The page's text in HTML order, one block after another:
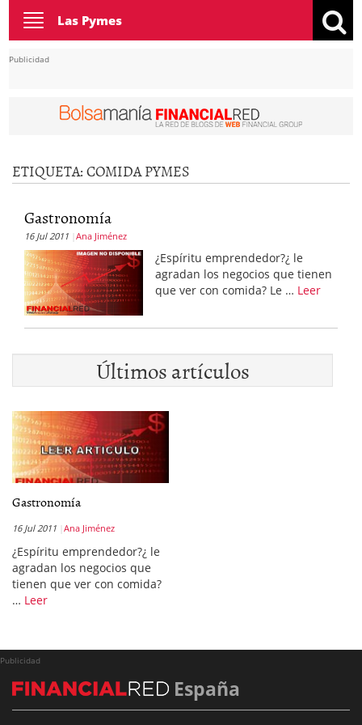
Toggle
navigation
Las Pymes
Publicidad
ETIQUETA:COMIDA PYMES
Gastronomía
16 Jul 2011 Ana Jiménez
¿Espíritu emprendedor?¿ le
agradan los negocios que tienen
que ver con comida? Le … Leer
Últimos artículos
Gastronomía
16 Jul 2011 Ana Jiménez
¿Espíritu emprendedor?¿ le
agradan los negocios que
tienen que ver con comida?
… Leer
Publicidad
España